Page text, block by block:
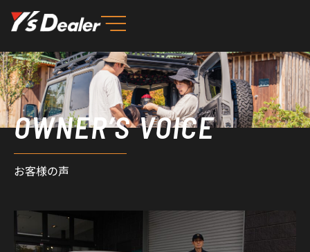
を
ス
キ
ッ
プ OWNER’S VOICE
お客様の声